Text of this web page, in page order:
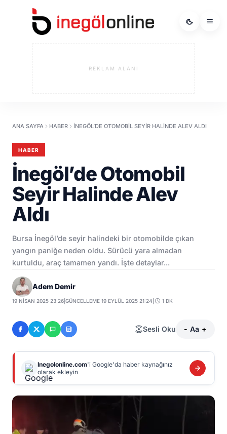
REKLAM ALANI
ANA SAYFA HABER İNEGÖL’DE OTOMOBIL SEYIR HALINDE ALEV ALDI
HABER
İnegöl’de Otomobil
Seyir Halinde Alev
Aldı
Bursa İnegöl’de seyir halindeki bir otomobilde çıkan
yangın paniğe neden oldu. Sürücü yara almadan
kurtuldu, araç tamamen yandı. İşte detaylar...
Adem Demir
19 NISAN 2025 23:26 |GÜNCELLEME 19 EYLÜL 2025 21:24 1 DK
Sesli Oku - Aa +
Inegolonline.com'i Google'da haber kaynağınız
olarak ekleyin